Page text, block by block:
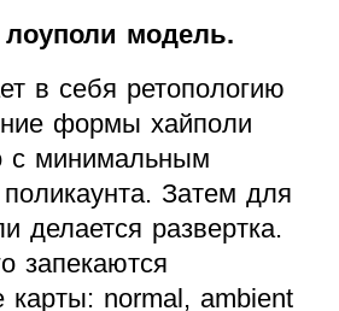
лоуполи модель.
в себя ретопологию
формы хайполи
с минимальным
Затем для
делается развертка.
запекаются
карты: normal, ambient